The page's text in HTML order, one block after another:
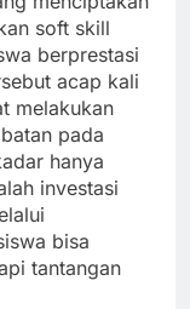
soft skill
berprestasi
acap kali
melakukan
pada
hanya
investasi
bisa
tantangan